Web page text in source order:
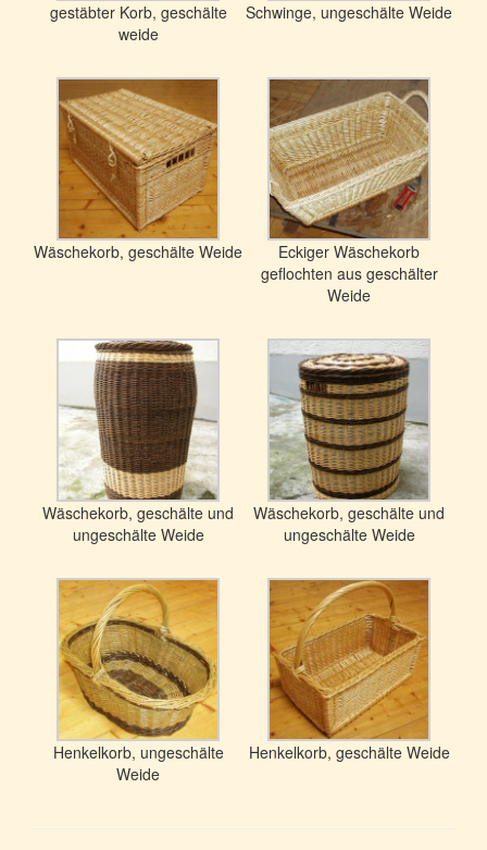
gestäbter Korb, geschälte
weide
Schwinge, ungeschälte Weide
Wäschekorb, geschälte Weide
Eckiger Wäschekorb
geflochten aus geschälter
Weide
Wäschekorb, geschälte und
ungeschälte Weide
Wäschekorb, geschälte und
ungeschälte Weide
Henkelkorb, ungeschälte
Weide
Henkelkorb, geschälte Weide